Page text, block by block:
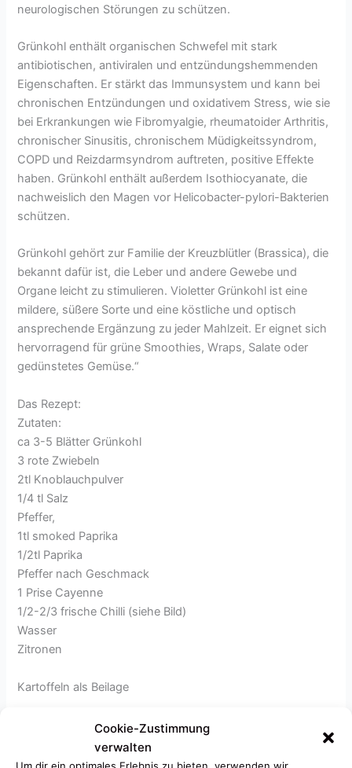
Cookie-Zustimmung
verwalten
Um dir ein optimales Erlebnis zu bieten, verwenden wir
neurologischen Störungen zu schützen.
Grünkohl enthält organischen Schwefel mit stark
antibiotischen, antiviralen und entzündungshemmenden
Eigenschaften. Er stärkt das Immunsystem und kann bei
chronischen Entzündungen und oxidativem Stress, wie sie
bei Erkrankungen wie Fibromyalgie, rheumatoider Arthritis,
chronischer Sinusitis, chronischem Müdigkeitssyndrom,
COPD und Reizdarmsyndrom auftreten, positive Effekte
haben. Grünkohl enthält außerdem Isothiocyanate, die
nachweislich den Magen vor Helicobacter-pylori-Bakterien
schützen.
Grünkohl gehört zur Familie der Kreuzblütler (Brassica), die
bekannt dafür ist, die Leber und andere Gewebe und
Organe leicht zu stimulieren. Violetter Grünkohl ist eine
mildere, süßere Sorte und eine köstliche und optisch
ansprechende Ergänzung zu jeder Mahlzeit. Er eignet sich
hervorragend für grüne Smoothies, Wraps, Salate oder
gedünstetes Gemüse.“
Das Rezept:
Zutaten:
ca 3-5 Blätter Grünkohl
3 rote Zwiebeln
2tl Knoblauchpulver
1/4 tl Salz
Pfeffer,
1tl smoked Paprika
1/2tl Paprika
Pfeffer nach Geschmack
1 Prise Cayenne
1/2-2/3 frische Chilli (siehe Bild)
Wasser
Zitronen
Kartoffeln als Beilage
Grünkohl in Streifen schneiden,